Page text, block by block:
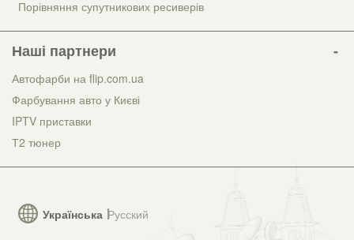
Українська Русский
Порівняння супутникових ресиверів
Наші партнери
Автофарби на flip.com.ua
Фарбування авто у Києві
IPTV приставки
Т2 тюнер